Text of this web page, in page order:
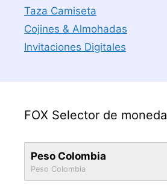
Taza Camiseta
Cojines & Almohadas
Invitaciones Digitales
FOX Selector de moneda
Peso Colombia
Peso Colombia